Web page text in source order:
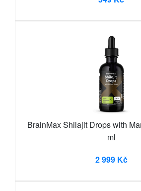
BrainMax Shilajit Drops with
ml
2 999 Kč